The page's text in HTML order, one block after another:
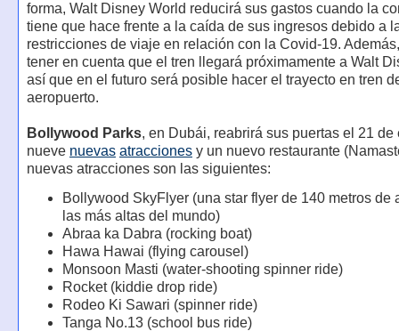
forma, Walt Disney World reducirá sus gastos cuando la
tiene que hace frente a la caída de sus ingresos debido a
restricciones de viaje en relación con la Covid-19.
tener en cuenta que el tren llegará próximamente a Walt
así que en el futuro será posible hacer el trayecto en tren
aeropuerto.
Bollywood Parks, en Dubái, reabrirá sus puertas el 21 de
nueve nuevas atraccionesy un nuevo restaurante
nuevas atracciones son las siguientes:
Bollywood SkyFlyer (una star flyer de 140 metros de
las más altas del mundo)
Abraa ka Dabra (rocking boat)
Hawa Hawai (flying carousel)
Monsoon Masti (water-shooting spinner ride)
Rocket (kiddie drop ride)
Rodeo Ki Sawari (spinner ride)
Tanga No.13 (school bus ride)